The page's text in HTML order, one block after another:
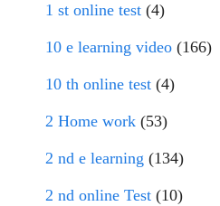
1 st online test (4)
10 e learning video (166)
10 th online test (4)
2 Home work (53)
2 nd e learning (134)
2 nd online Test (10)